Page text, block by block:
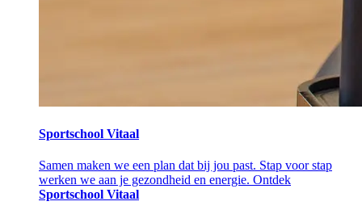
Sportschool Vitaal
Samen maken we een plan dat bij jou past. Stap voor stap
werken we aan je gezondheid en energie. Ontdek
Sportschool Vitaal